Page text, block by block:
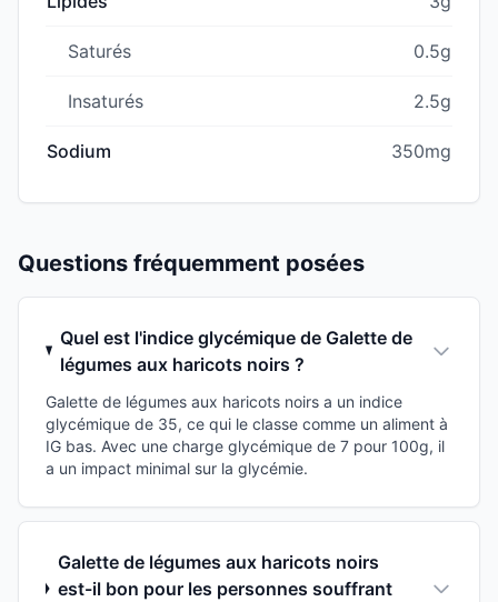
Saturés 0.5g
Insaturés 2.5g
Sodium 350mg
Questions fréquemment posées
Quel est l'indice glycémique de Galette de
légumes aux haricots noirs ?
Galette de légumes aux haricots noirs a un indice
glycémique de 35, ce qui le classe comme un aliment à
IG bas. Avec une charge glycémique de 7 pour 100g, il
a un impact minimal sur la glycémie.
Galette de légumes aux haricots noirs
est-il bon pour les personnes souffrant